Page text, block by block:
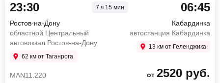
23:30 7 ч 15 мин
Ростов-на-Дону
областной Центральный
автовокзал Ростов-на-Дону
62 км от Таганрога
06:45
Кабардинка
автостанция Кабардинка
13 км от Геленджика
MAN11.220 от 2520 руб.